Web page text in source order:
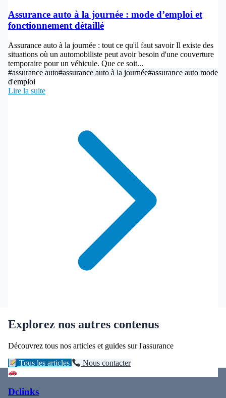
Assurance auto à la journée : mode d’emploi et
fonctionnement détaillé
Assurance auto à la journée : tout ce qu'il faut savoir Il existe des
situations où un automobiliste peut avoir besoin d'une couverture
temporaire pour un véhicule. Que ce soit...
#assurance auto#assurance auto à la journée#assurance auto mode
d'emploi
Lire la suite
Explorez nos autres contenus
Découvrez tous nos articles et guides sur l'assurance
Tous les articles Nous contacter
Dclinks